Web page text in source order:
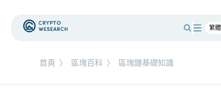
首頁 〉 區塊百科 〉 區塊鏈基礎知識